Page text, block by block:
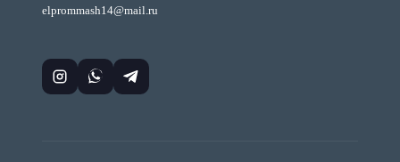
elprommash14@mail.ru